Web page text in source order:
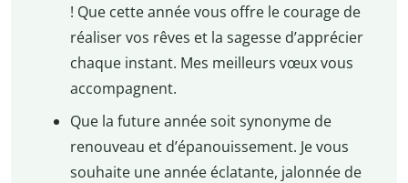
! Que cette année vous offre le courage de
réaliser vos rêves et la sagesse d’apprécier
chaque instant. Mes meilleurs vœux vous
accompagnent.
Que la future année soit synonyme de
renouveau et d’épanouissement. Je vous
souhaite une année éclatante, jalonnée de